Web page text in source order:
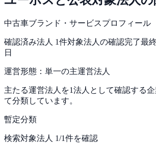
中古車ブランド・サービスプロフィール
確認済み法人 1件対象法人の確認完了最
日
運営形態： 単一の主運営法人
主たる運営法人を1法人として確認する
て分類しています。
暫定分類
検索対象法人 1/1件を確認